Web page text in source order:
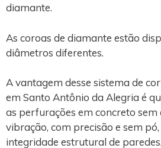
diamante.
As coroas de diamante estão
diâmetros diferentes.
A vantagem desse sistema de
em Santo Antônio da Alegria é
as perfurações em concreto sem
vibração, com precisão e sem
integridade estrutural de